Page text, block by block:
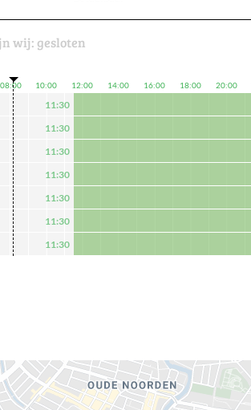
wij: gesloten
08:00 10:00 12:00 14:00 16:00 18:00 20:00
11:30
11:30
11:30
11:30
11:30
11:30
11:30